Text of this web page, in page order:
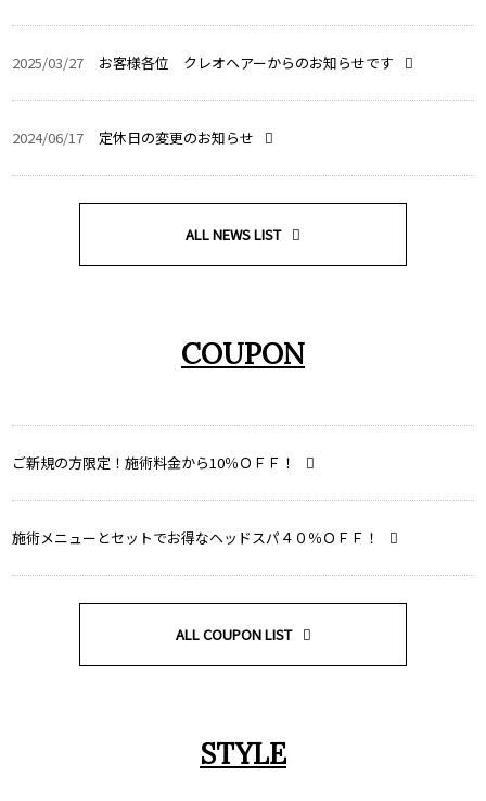
2025/03/27 お客様各位 クレオヘアーからのお知らせです
2024/06/17 定休日の変更のお知らせ
ALL NEWS LIST
COUPON
ご新規の方限定！施術料金から10％ＯＦＦ！
施術メニューとセットでお得なヘッドスパ４０％ＯＦＦ！
ALL COUPON LIST
STYLE